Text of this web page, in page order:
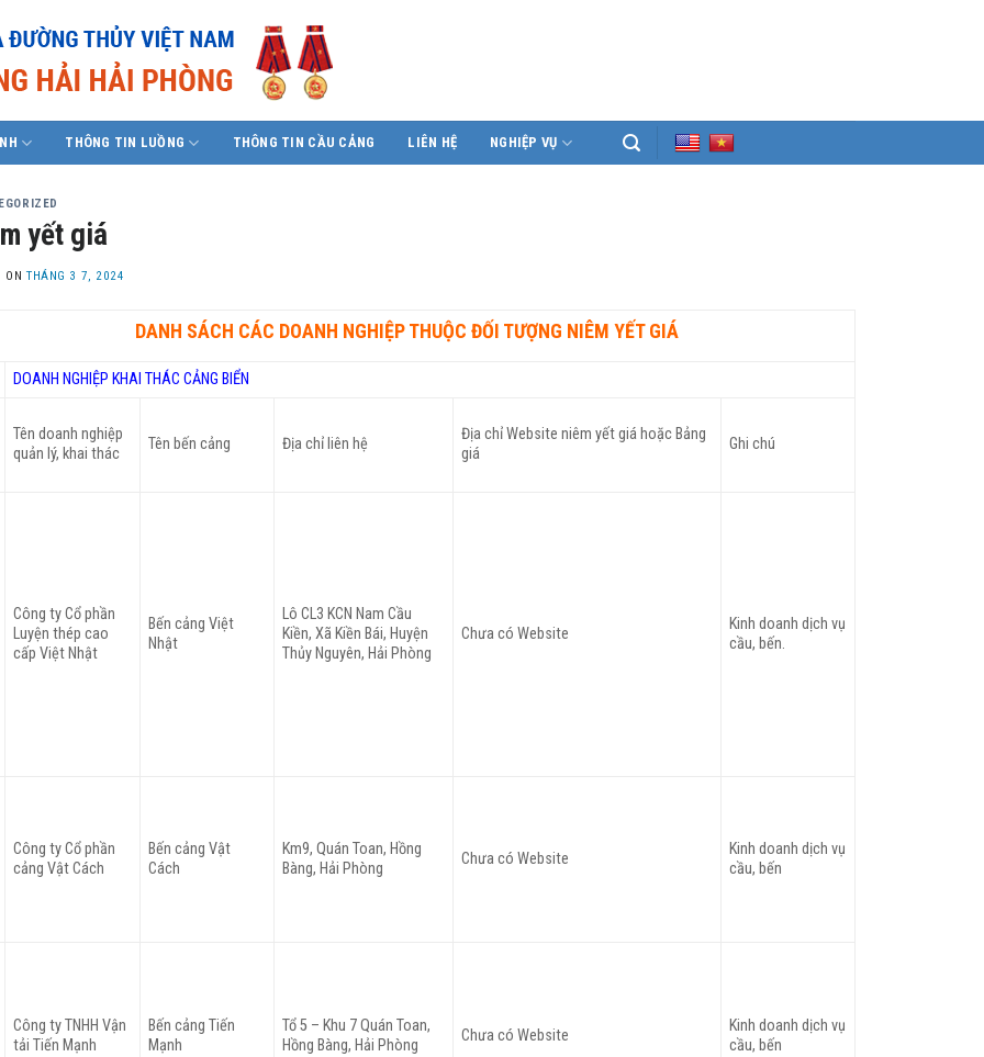
THÔNG TIN LUỒNG THÔNG TIN CẦU CẢNG LIÊN HỆ NGHIỆP VỤ
yết giá
ONTHÁNG 3 7, 2024
DANH SÁCH CÁC DOANH NGHIỆP THUỘC ĐỐI TƯỢNG NIÊM YẾT GIÁ
DOANH NGHIỆP KHAI THÁC CẢNG BIỂN
Tên doanh nghiệp
quản lý, khai thác
Tên bến cảng Địa chỉ liên hệ
Địa chỉ Website niêm yết giá hoặc Bảng
giá
Ghi chú
Công ty Cổ phần
Luyện thép cao
cấp Việt Nhật
Bến cảng Việt
Nhật
Lô CL3 KCN Nam Cầu
Kiền, Xã Kiền Bái, Huyện
Thủy Nguyên, Hải Phòng
Chưa có Website
Kinh doanh dịch vụ
cầu, bến.
Công ty Cổ phần
cảng Vật Cách
Bến cảng Vật
Cách
Km9, Quán Toan, Hồng
Bàng, Hải Phòng
Chưa có Website
Kinh doanh dịch vụ
cầu, bến
Công ty TNHH Vận
tải Tiến Mạnh
Bến cảng Tiến
Mạnh
Tổ 5 – Khu 7 Quán Toan,
Hồng Bàng, Hải Phòng
Chưa có Website
Kinh doanh dịch vụ
cầu, bến